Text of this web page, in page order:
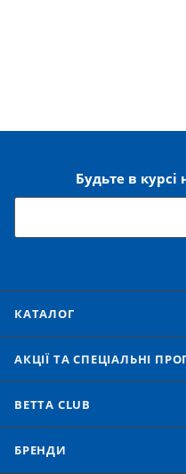
Будьте в
КАТАЛОГ
АКЦІЇ ТА СПЕЦІАЛЬНІ
BETTA CLUB
БРЕНДИ